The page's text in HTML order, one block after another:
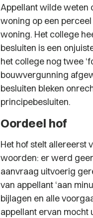
Appellant wilde weten
woning op een
woning. Het college
besluiten is een
het college nog twee
bouwvergunning
besluiten bleken
principebesluiten.
Oordeel hof
Het hof stelt allereerst
woorden: er werd
aanvraag uitvoerig
van appellant ‘aan
bijlagen en alle
appellant ervan